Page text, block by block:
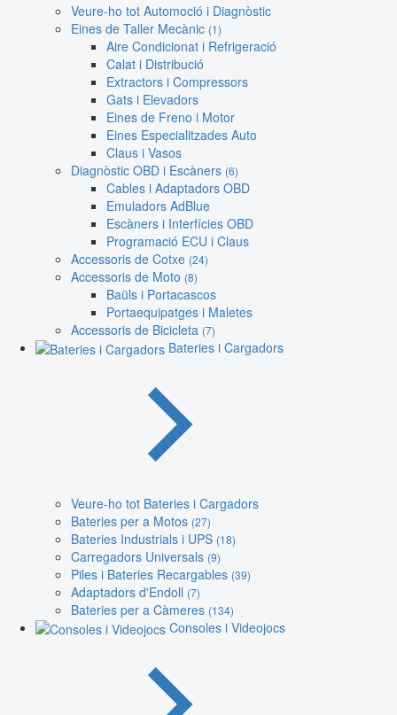
Veure-ho tot Automoció i Diagnòstic
Eines de Taller Mecànic (1)
Aire Condicionat i Refrigeració
Calat i Distribució
Extractors i Compressors
Gats i Elevadors
Eines de Freno i Motor
Eines Especialitzades Auto
Claus i Vasos
Diagnòstic OBD i Escàners (6)
Cables i Adaptadors OBD
Emuladors AdBlue
Escàners i Interfícies OBD
Programació ECU i Claus
Accessoris de Cotxe (24)
Accessoris de Moto (8)
Baüls i Portacascos
Portaequipatges i Maletes
Accessoris de Bicicleta (7)
Bateries i Cargadors
Veure-ho tot Bateries i Cargadors
Bateries per a Motos (27)
Bateries Industrials i UPS (18)
Carregadors Universals (9)
Piles i Bateries Recargables (39)
Adaptadors d'Endoll (7)
Bateries per a Càmeres (134)
Consoles i Videojocs